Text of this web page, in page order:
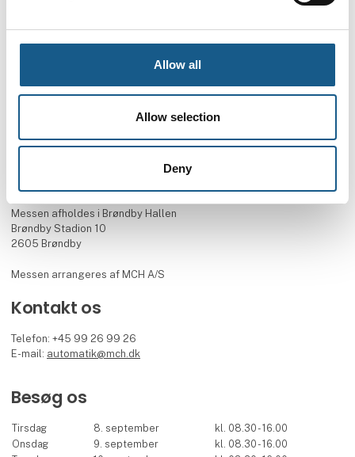
Allow all
Allow selection
Deny
drives. Oplev tre dage med netværk, hands on-udforskning af
innovative produkter og løsninger og ikke mindst et aktuelt og
praksisnært konferenceprogram.
Messen afholdes i Brøndby Hallen
Brøndby Stadion 10
2605 Brøndby
Messen arrangeres af MCH A/S
Kontakt os
Telefon: +45 99 26 99 26
E-mail: automatik@mch.dk
Besøg os
Tirsdag 8. september
kl. 08.30 - 16.00
Onsdag
9. september
kl. 08.30 - 16.00